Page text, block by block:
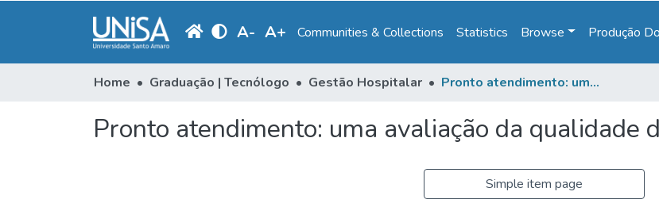
A- A+ Communities & Collections Statistics Browse Produção
Home Graduação | Tecnólogo Gestão Hospitalar Pronto atendimento: uma avaliação da qualidade do atendimento
Pronto atendimento: uma avaliação da qualidade
Simple item page